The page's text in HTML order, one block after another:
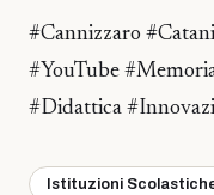
#Cannizzaro
#YouTube
#Didattica
Istituzioni